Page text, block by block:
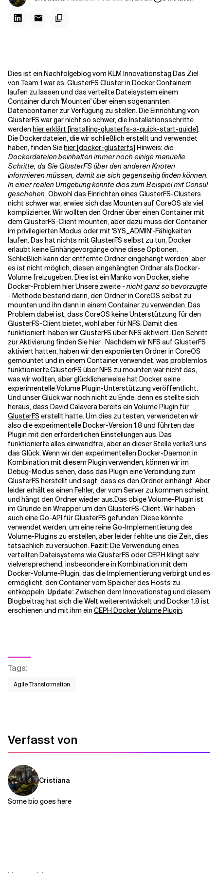
Verwandte Themen
Dies ist ein Nachfolgeblog vom KLM Innovationstag Das Ziel
von Team 1 war es, GlusterFS Cluster in Docker Containern
laufen zu lassen und das verteilte Dateisystem einem
Container durch 'Mounten' über einen sogenannten
Datencontainer zur Verfügung zu stellen. Die Einrichtung von
GlusterFS war gar nicht so schwer, die Installationsschritte
werden hier erklärt [installing-glusterfs-a-quick-start-guide].
Die Dockerdateien, die wir schließlich erstellt und verwendet
haben, finden Siehier [docker-glusterfs]Hinweis:die
Dockerdateien beinhalten immer noch einige manuelle
Schritte, da Sie GlusterFS über den anderen Knoten
informieren müssen, damit sie sich gegenseitig finden können.
In einer realen Umgebung könnte dies zum Beispiel mit Consul
geschehen. Obwohl das Einrichten eines GlusterFS-Clusters
nicht schwer war, erwies sich das Mounten auf CoreOS als viel
komplizierter. Wir wollten den Ordner über einen Container mit
dem GlusterFS-Client mounten, aber dazu muss der Container
im privilegierten Modus oder mit 'SYS_ADMIN'-Fähigkeiten
laufen. Das hat nichts mit GlusterFS selbst zu tun, Docker
erlaubt keine Einhängevorgänge ohne diese Optionen.
Schließlich kann der entfernte Ordner eingehängt werden, aber
es ist nicht möglich, diesen eingehängten Ordner als Docker-
Volume freizugeben. Dies ist ein Manko von Docker, siehe
Docker-Problem hier Unsere zweite -nicht ganz so bevorzugte
- Methode bestand darin, den Ordner in CoreOS selbst zu
mounten und ihn dann in einem Container zu verwenden. Das
Problem dabei ist, dass CoreOS keine Unterstützung für den
GlusterFS-Client bietet, wohl aber für NFS. Damit dies
funktioniert, haben wir GlusterFS über NFS aktiviert. Den Schritt
zur Aktivierung finden Siehier. Nachdem wir NFS auf GlusterFS
aktiviert hatten, haben wir den exponierten Ordner in CoreOS
gemountet und in einem Container verwendet, was problemlos
funktionierte.GlusterFS über NFS zu mounten war nicht das,
was wir wollten, aber glücklicherweise hat Docker seine
experimentelle Volume Plugin-Unterstützung veröffentlicht.
Und unser Glück war noch nicht zu Ende, denn es stellte sich
heraus, dass David Calavera bereits ein Volume Plugin für
GlusterFS erstellt hatte. Um dies zu testen, verwendeten wir
also die experimentelle Docker-Version 1.8 und führten das
Plugin mit den erforderlichen Einstellungen aus. Das
funktionierte alles einwandfrei, aber an dieser Stelle verließ uns
das Glück. Wenn wir den experimentellen Docker-Daemon in
Kombination mit diesem Plugin verwenden, können wir im
Debug-Modus sehen, dass das Plugin eine Verbindung zum
GlusterFS herstellt und sagt, dass es den Ordner einhängt. Aber
leider erhält es einen Fehler, der vom Server zu kommen scheint,
und hängt den Ordner wieder aus.Das obige Volume-Plugin ist
im Grunde ein Wrapper um den GlusterFS-Client. Wir haben
auch eineGo-API für GlusterFS gefunden. Diese könnte
verwendet werden, um eine reine Go-Implementierung des
Volume-Plugins zu erstellen, aber leider fehlte uns die Zeit, dies
tatsächlich zu versuchen. Fazit:Die Verwendung eines
verteilten Dateisystems wie GlusterFS oder CEPH klingt sehr
vielversprechend, insbesondere in Kombination mit dem
Docker-Volume-Plugin, das die Implementierung verbirgt und es
ermöglicht, den Container vom Speicher des Hosts zu
entkoppeln. Update: Zwischen dem Innovationstag und diesem
Blogbeitrag hat sich die Welt weiterentwickelt und Docker 1.8 ist
erschienen und mit ihm ein CEPH Docker Volume Plugin.
Tags:
Agile Transformation
Verfasst von
Cristiana
Some bio goes here